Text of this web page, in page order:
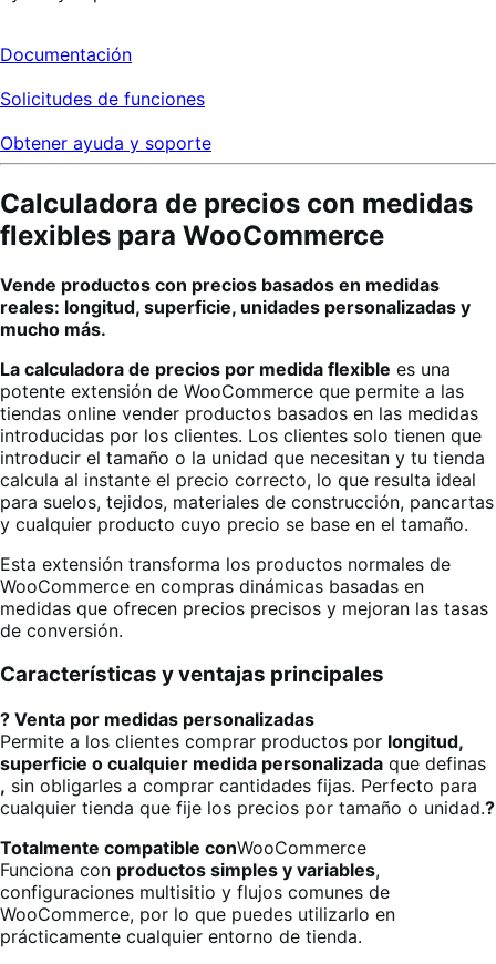
Documentación
Solicitudes de funciones
Obtener ayuda y soporte
Calculadora de precios con medidas
flexibles para WooCommerce
Vende productos con precios basados en medidas
reales: longitud, superficie, unidades personalizadas y
mucho más.
La calculadora de precios por medida flexible es una
potente extensión de WooCommerce que permite a las
tiendas online vender productos basados en las medidas
introducidas por los clientes. Los clientes solo tienen que
introducir el tamaño o la unidad que necesitan y tu tienda
calcula al instante el precio correcto, lo que resulta ideal
para suelos, tejidos, materiales de construcción, pancartas
y cualquier producto cuyo precio se base en el tamaño.
Esta extensión transforma los productos normales de
WooCommerce en compras dinámicas basadas en
medidas que ofrecen precios precisos y mejoran las tasas
de conversión.
Características y ventajas principales
? Venta por medidas personalizadas
Permite a los clientes comprar productos por longitud,
superficie o cualquier medida personalizada que definas
, sin obligarles a comprar cantidades fijas. Perfecto para
cualquier tienda que fije los precios por tamaño o unidad.?
Totalmente compatible conWooCommerce
Funciona con productos simples y variables,
configuraciones multisitio y flujos comunes de
WooCommerce, por lo que puedes utilizarlo en
prácticamente cualquier entorno de tienda.